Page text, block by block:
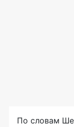
По словам